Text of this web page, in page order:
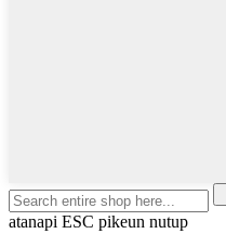
atanapi ESC pikeun nutup